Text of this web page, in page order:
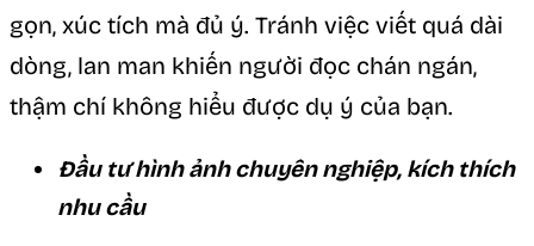
gọn, xúc tích mà đủ ý. Tránh việc viết quá dài
dòng, lan man khiến người đọc chán ngán,
thậm chí không hiểu được dụ ý của bạn.
Đầu tư hình ảnh chuyên nghiệp, kích thích
nhu cầu